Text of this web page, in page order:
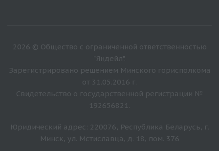
2026 © Общество с ограниченной ответственностью
"Яндейл".
Зарегистрировано решением Минского горисполкома
от 31.05.2016 г.
Свидетельство о государственной регистрации №
192656821.
Юридический адрес: 220076, Республика Беларусь, г.
Минск, ул. Мстиславца, д. 18, пом. 376